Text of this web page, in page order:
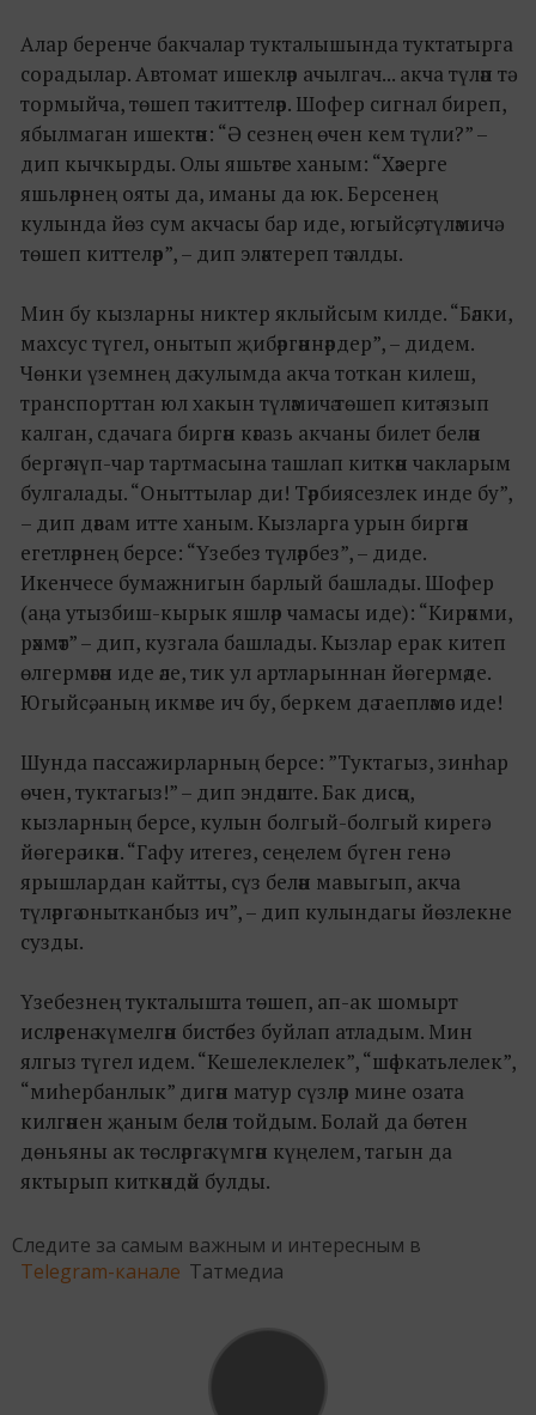
Алар беренче бакчалар тукталышында туктатырга
сорадылар. Автомат ишекләр ачылгач... акча түләп тә
тормыйча, төшеп тә киттеләр. Шофер сигнал биреп,
ябылмаган ишектән: “Ә сезнең өчен кем түли?” –
дип кычкырды. Олы яшьтәге ханым: “Хәзерге
яшьләрнең ояты да, иманы да юк. Берсенең
кулында йөз сум акчасы бар иде, югыйсә, түләмичә
төшеп киттеләр”, – дип эләктереп тә алды.
Мин бу кызларны никтер яклыйсым килде. “Бәлки,
махсус түгел, онытып җибәргәннәрдер”, – дидем.
Чөнки үземнең дә кулымда акча тоткан килеш,
транспорттан юл хакын түләмичә төшеп китә язып
калган, сдачага биргән кәгазь акчаны билет белән
бергә чүп-чар тартмасына ташлап киткән чакларым
булгалады. “Оныттылар ди! Тәрбиясезлек инде бу”,
– дип дәвам итте ханым. Кызларга урын биргән
егетләрнең берсе: “Үзебез түләрбез”, – диде.
Икенчесе бумажнигын барлый башлады. Шофер
(аңа утызбиш-кырык яшләр чамасы иде): “Кирәкми,
рәхмәт” – дип, кузгала башлады. Кызлар ерак китеп
өлгермәгән иде әле, тик ул артларыннан йөгермәде.
Югыйсә, аның икмәге ич бу, беркем дә гаепләмәс иде!
Шунда пассажирларның берсе: ”Туктагыз, зинһар
өчен, туктагыз!” – дип эндәште. Бак дисәң,
кызларның берсе, кулын болгый-болгый кирегә
йөгерә икән. “Гафу итегез, сеңелем бүген генә
ярышлардан кайтты, сүз белән мавыгып, акча
түләргә онытканбыз ич”, – дип кулындагы йөзлекне
сузды.
Үзебезнең тукталышта төшеп, ап-ак шомырт
исләренә күмелгән бистәбез буйлап атладым. Мин
ялгыз түгел идем. “Кешелеклелек”, “шәфкатьлелек”,
“миһербанлык” дигән матур сүзләр мине озата
килгәнен җаным белән тойдым. Болай да бөтен
дөньяны ак төсләргә күмгән күңелем, тагын да
яктырып киткәндәй булды.
Следите за самым важным и интересным в
Telegram-канале Татмедиа